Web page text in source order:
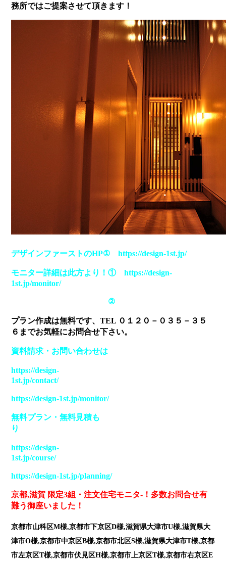
務所ではご提案させて頂きます！
デザインファーストのHP① https://design-1st.jp/
モニター詳細は此方より！①https://design-
1st.jp/monitor/
②
プラン作成は無料です、TEL ０１２０－０３５－３５
６までお気軽にお問合せ下さい。
資料請求・お問い合わせは
https://design-
1st.jp/contact/
https://design-1st.jp/monitor/
無料プラン・無料見積も
https://design-
1st.jp/course/
https://design-1st.jp/planning/
京都,滋賀 限定3組・注文住宅モニタ-！多数お問合せ有
難う御座いました！
京都市山科区M様,京都市下京区D様,滋賀県大津市U様,滋賀県大
津市O様,京都市中京区B様,京都市北区S様,滋賀県大津市T様,京都
市左京区T様,京都市伏見区H様,京都市上京区T様,京都市右京区E